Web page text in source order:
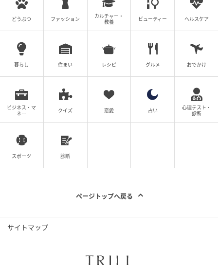
ェールが溶け込むようになじんで自然な透明感と、立
体的なツヤ感によってやわらかく儚げな肌に仕上がり
ます。
にしきおり：（実際に試してみて）するする溶け込
む。繊細で守りたくなる肌になれますね。美しすぎて
よしかわ：今まで見たことないやわらかいツヤめきに
本当に感動しました。ByURの「セラムフィット モイス
とするけど、ファンデーションの質感を生かしてくれ
る。「01ピンク」はセミグロウな質感で血色感をほん
のりとプラスしつつ、パサつきや乾燥ぐすみも防いで
にしきおり：粉質もすばらしいけど、内蓋がついてい
たり、細かい部分にもフィットしそうなパフもついて
どうぶつ ファッション
カルチャー・
教養
ビューティー ヘルスケア
暮らし 住まい レシピ グルメ おでかけ
ビジネス・マ
ネー
クイズ 恋愛 占い
心理テスト・
診断
スポーツ 診断
ページトップへ戻る
サイトマップ